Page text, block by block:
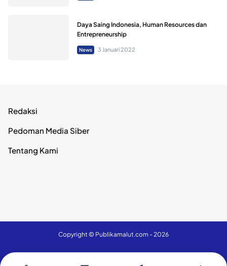
Daya Saing Indonesia, Human Resources dan
Entrepreneurship
News 3 Januari 2022
Redaksi
Pedoman Media Siber
Tentang Kami
Copyright © Publikamalut.com - 2026